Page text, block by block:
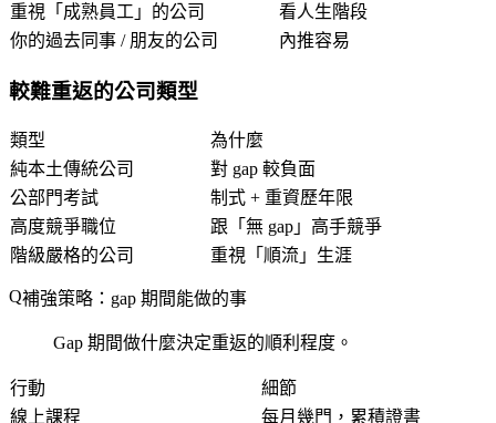
重視「成熟員工」的公司
看人生階段
你的過去同事 / 朋友的公司
內推容易
較難重返的公司類型
類型
為什麼
純本土傳統公司
對 gap 較負面
公部門考試
制式 + 重資歷年限
高度競爭職位
跟「無 gap」高手競爭
階級嚴格的公司
重視「順流」生涯
補強策略：gap 期間能做的事
Gap 期間做什麼決定重返的順利程度。
行動
細節
線上課程
每月幾門，累積證書